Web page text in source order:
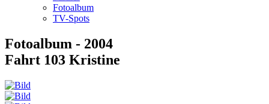
Fotoalbum
TV-Spots
Fotoalbum - 2004
Fahrt 103 Kristine